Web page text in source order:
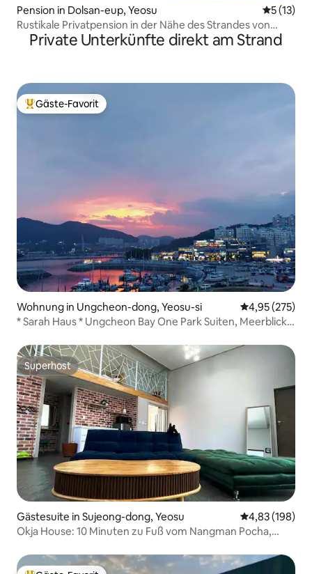
Pension in Dolsan-eup, Yeosu
5 (13)
Rustikale Privatpension in der Nähe des Strandes von
Bangjukpo, Hwangilam, Dolsan, Yeosu
Private Unterkünfte direkt am Strand
Beliebter Gäste-Favorit.
Gäste-Favorit
Wohnung in Ungcheon-dong, Yeosu-si
4,95 (275)
* Sarah Haus * Ungcheon Bay One Park Suiten, Meerblick
Superhost
Superhost
Gästesuite in Sujeong-dong, Yeosu
4,83 (198)
Okja House: 10 Minuten zu Fuß vom Nangman Pocha,
weiterer großer Raum.